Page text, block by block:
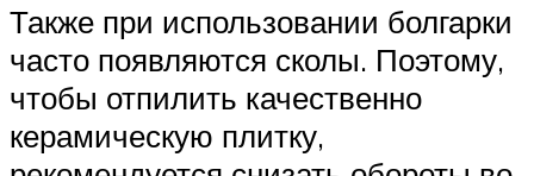
Также при использовании болгарки
часто появляются сколы. Поэтому,
чтобы отпилить качественно
керамическую плитку,